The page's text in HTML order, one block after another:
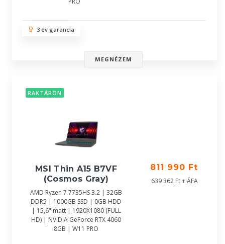
3 év garancia
MEGNÉZEM
RAKTÁRON
MSI Thin A15 B7VF
(Cosmos Gray)
AMD Ryzen 7 7735HS 3.2 | 32GB
DDR5 | 1000GB SSD | 0GB HDD
| 15,6" matt | 1920X1080 (FULL
HD) | NVIDIA GeForce RTX 4060
8GB | W11 PRO
811 990 Ft
639 362 Ft + ÁFA